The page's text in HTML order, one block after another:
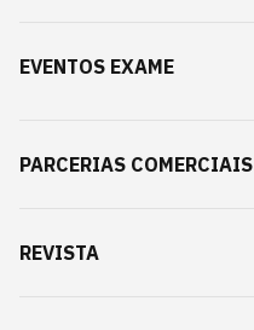
EVENTOS EXAME
PARCERIAS COMERCIAIS
REVISTA